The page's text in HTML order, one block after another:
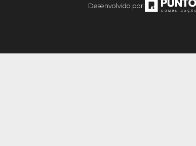
Desenvolvido por: